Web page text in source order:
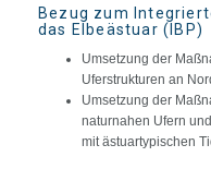
Bezug zum
das Elbeästuar (IBP)
Umsetzung der
Uferstrukturen an
Umsetzung der
naturnahen Ufern
mit ästuartypischen